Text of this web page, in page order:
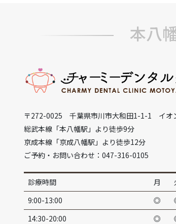
本八
〒272-0025 千葉県市川市大和田1-1-1 イオ
総武本線「本八幡駅」より徒歩9分
京成本線「京成八幡駅」より徒歩12分
ご予約・お問い合わせ：047-316-0105
診療時間 月
9:00-13:00
◎
14:30-20:00
◎